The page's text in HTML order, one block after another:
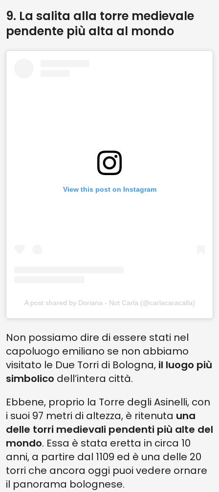
9. La salita alla torre medievale
pendente più alta al mondo
View this post on Instagram
A post shared by Doriana - Not Carla (@carlacaracalla)
Non possiamo dire di essere stati nel
capoluogo emiliano se non abbiamo
visitato le Due Torri di Bologna, il luogo più
simbolico dell’intera città.
Ebbene, proprio la Torre degli Asinelli, con
i suoi 97 metri di altezza, è ritenuta una
delle torri medievali pendenti più alte del
mondo. Essa è stata eretta in circa 10
anni, a partire dal 1109 ed è una delle 20
torri che ancora oggi puoi vedere ornare
il panorama bolognese.